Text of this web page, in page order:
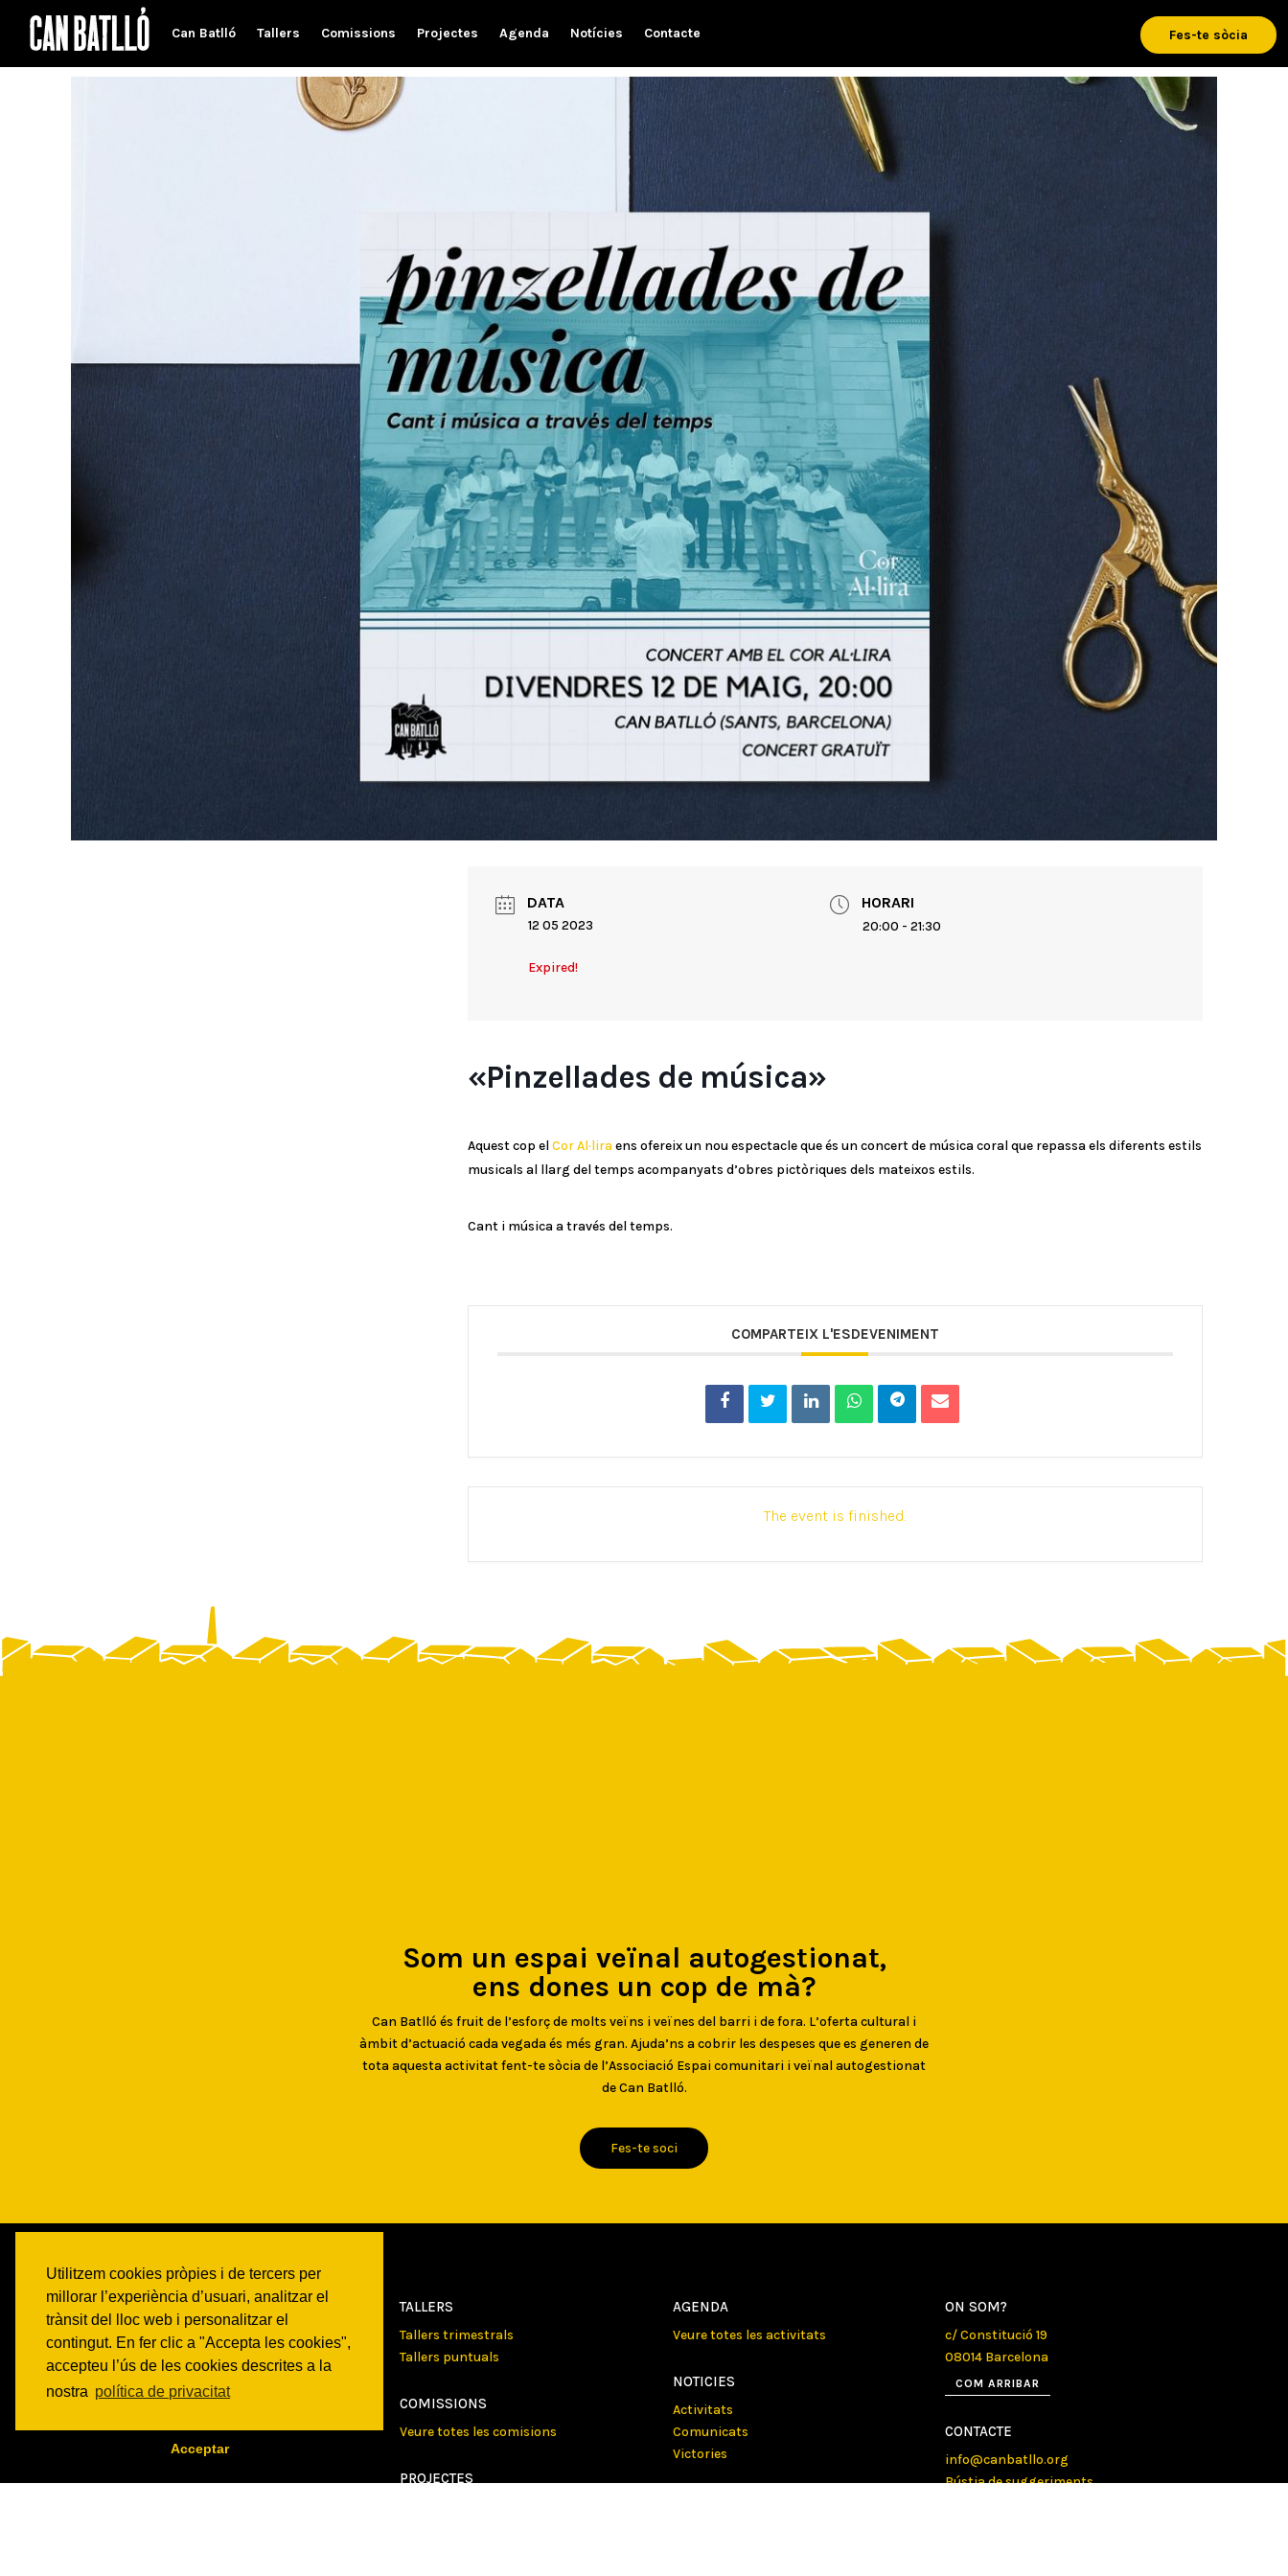
Utilitzem cookies pròpies i de tercers per
millorar l’experiència d’usuari, analitzar el
trànsit del lloc web i personalitzar el
contingut. En fer clic a "Accepta les cookies",
accepteu l’ús de les cookies descrites a la
nostra política de privacitat
Acceptar
Can Batlló Tallers Comissions Projectes Agenda Notícies Contacte Fes-te sòcia
DATA
12 05 2023
Expired!
HORARI
20:00 - 21:30
«Pinzellades de música»
Aquest cop el Cor Al·lira ens ofereix un nou espectacle que és un concert de música coral que repassa els diferents estils
musicals al llarg del temps acompanyats d’obres pictòriques dels mateixos estils.
Cant i música a través del temps.
COMPARTEIX L'ESDEVENIMENT
The event is finished.
Som un espai veïnal autogestionat,
ens dones un cop de mà?
Can Batlló és fruit de l’esforç de molts veïns i veïnes del barri i de fora. L’oferta cultural i
àmbit d’actuació cada vegada és més gran. Ajuda’ns a cobrir les despeses que es generen de
tota aquesta activitat fent-te sòcia de l’Associació Espai comunitari i veïnal autogestionat
de Can Batlló.
Fes-te soci
CANBATLLÓ
Qui som
Espais
Transparencia
TALLERS
Tallers trimestrals
Tallers puntuals
COMISSIONS
Veure totes les comisions
PROJECTES
AGENDA
Veure totes les activitats
NOTICIES
Activitats
Comunicats
Victories
ON SOM?
c/ Constitució 19
08014 Barcelona
COM ARRIBAR
CONTACTE
info@canbatllo.org
Bústia de suggeriments